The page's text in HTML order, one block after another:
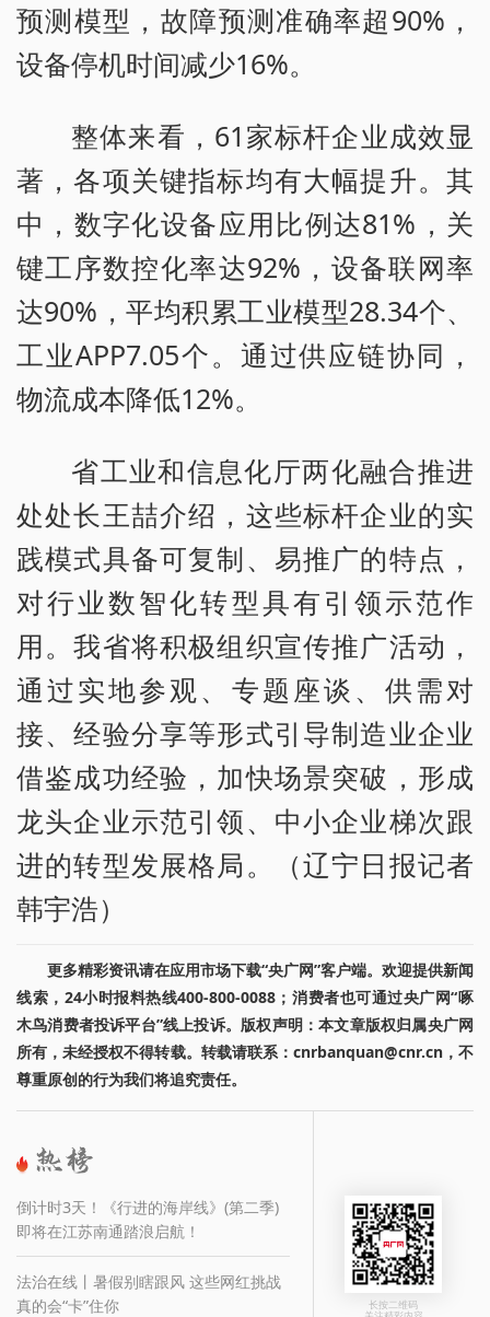
预测模型，故障预测准确率超90%，
设备停机时间减少16%。
整体来看，61家标杆企业成效显
著，各项关键指标均有大幅提升。其
中，数字化设备应用比例达81%，关
键工序数控化率达92%，设备联网率
达90%，平均积累工业模型28.34个、
工业APP7.05个。通过供应链协同，
物流成本降低12%。
省工业和信息化厅两化融合推进
处处长王喆介绍，这些标杆企业的实
践模式具备可复制、易推广的特点，
对行业数智化转型具有引领示范作
用。我省将积极组织宣传推广活动，
通过实地参观、专题座谈、供需对
接、经验分享等形式引导制造业企业
借鉴成功经验，加快场景突破，形成
龙头企业示范引领、中小企业梯次跟
进的转型发展格局。（辽宁日报记者
韩宇浩）
更多精彩资讯请在应用市场下载“央广网”客户端。欢迎提供新闻
线索，24小时报料热线400-800-0088；消费者也可通过央广网“啄
木鸟消费者投诉平台”线上投诉。版权声明：本文章版权归属央广网
所有，未经授权不得转载。转载请联系：cnrbanquan@cnr.cn，不
尊重原创的行为我们将追究责任。
倒计时3天！《行进的海岸线》(第二季)
即将在江苏南通踏浪启航！
法治在线丨暑假别瞎跟风 这些网红挑战
真的会“卡”住你
长按二维码